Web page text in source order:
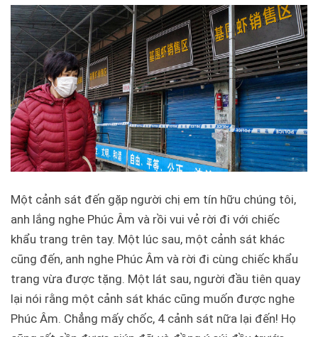
Một cảnh sát đến gặp người chị em tín hữu chúng tôi,
anh lắng nghe Phúc Âm và rồi vui vẻ rời đi với chiếc
khẩu trang trên tay. Một lúc sau, một cảnh sát khác
cũng đến, anh nghe Phúc Âm và rời đi cùng chiếc khẩu
trang vừa được tặng. Một lát sau, người đầu tiên quay
lại nói rằng một cảnh sát khác cũng muốn được nghe
Phúc Âm. Chẳng mấy chốc, 4 cảnh sát nữa lại đến! Họ